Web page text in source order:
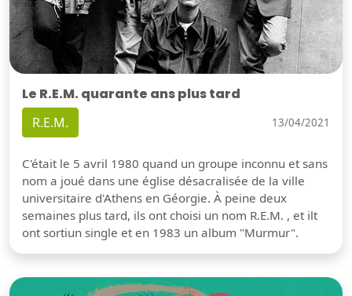
Le R.E.M. quarante ans plus tard
R.E.M. 13/04/2021
C'était le 5 avril 1980 quand un groupe inconnu et sans
nom a joué dans une église désacralisée de la ville
universitaire d'Athens en Géorgie. À peine deux
semaines plus tard, ils ont choisi un nom R.E.M. , et ilt
ont sortiun single et en 1983 un album "Murmur".